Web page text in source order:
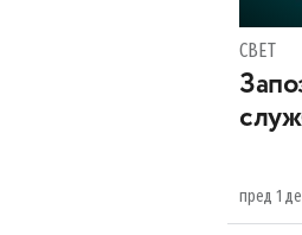
СВЕТ
пред 1